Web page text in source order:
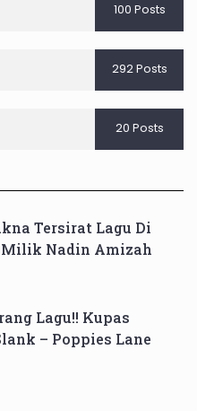
100 Posts
292 Posts
20 Posts
Tersirat Lagu Di
Nadin Amizah
Lagu!! Kupas
– Poppies Lane